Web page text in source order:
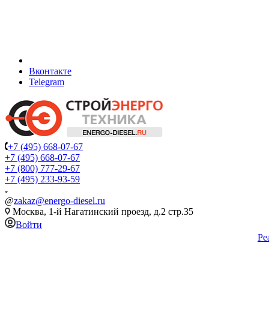
Вконтакте
Telegram
+7 (495) 668-07-67
+7 (495) 668-07-67
+7 (800) 777-29-67
+7 (495) 233-93-59
@zakaz@energo-diesel.ru
Москва, 1-й Нагатинский проезд, д.2 стр.35
Войти